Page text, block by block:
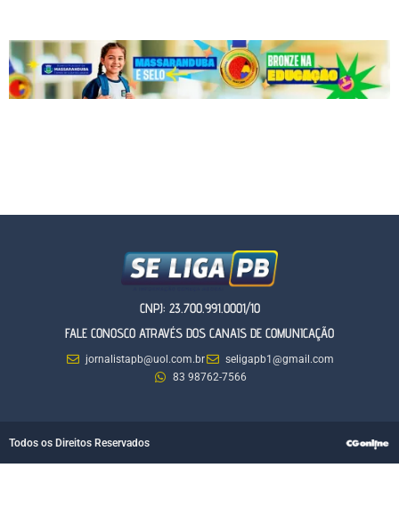
CNPJ: 23.700.991.0001/10
FALE CONOSCO ATRAVÉS DOS CANAIS DE COMUNICAÇÃO
jornalistapb@uol.com.br
seligapb1@gmail.com
83 98762-7566
Todos os Direitos Reservados